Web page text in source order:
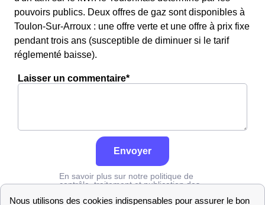
pouvoirs publics. Deux offres de gaz sont disponibles à
Toulon-Sur-Arroux : une offre verte et une offre à prix fixe
pendant trois ans (susceptible de diminuer si le tarif
réglementé baisse).
Laisser un commentaire*
Envoyer
En savoir plus sur notre politique de
contrôle, traitement et publication des